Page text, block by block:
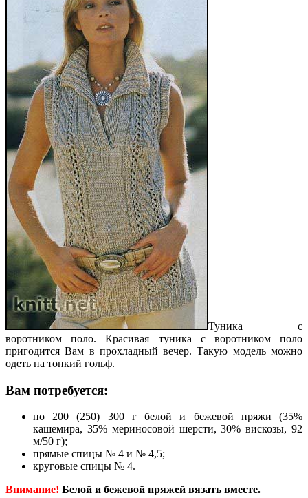
Туника с
воротником поло. Красивая туника с воротником поло
пригодится Вам в прохладный вечер. Такую модель можно
одеть на тонкий гольф.
Вам потребуется:
по 200 (250) 300 г белой и бежевой пряжи (35%
кашемира, 35% мериносовой шерсти, 30% вискозы, 92
м/50 г);
прямые спицы № 4 и № 4,5;
круговые спицы № 4.
Внимание! Белой и бежевой пряжей вязать вместе.